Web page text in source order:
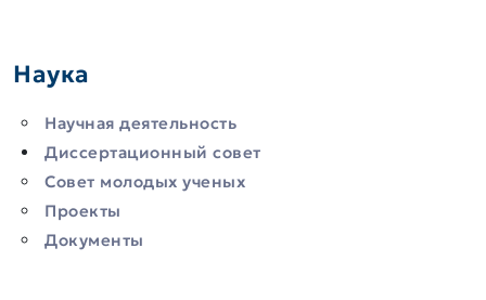
Наука
Научная деятельность
Диссертационный совет
Совет молодых ученых
Проекты
Документы